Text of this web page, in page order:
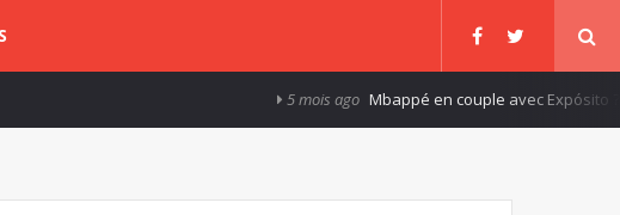
Mbappé en couple avec Expósito ? 8 ans